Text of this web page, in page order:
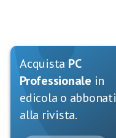
Acquista PC
Professionale in
edicola o abbonati
alla rivista.